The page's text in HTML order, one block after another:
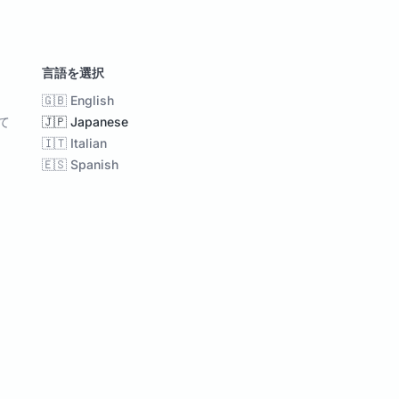
言語を選択
🇬🇧 English
🇯🇵 Japanese
🇮🇹 Italian
🇪🇸 Spanish